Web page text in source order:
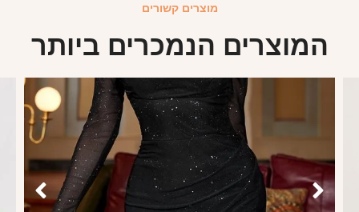
מוצרים קשורים
המוצרים הנמכרים ביותר